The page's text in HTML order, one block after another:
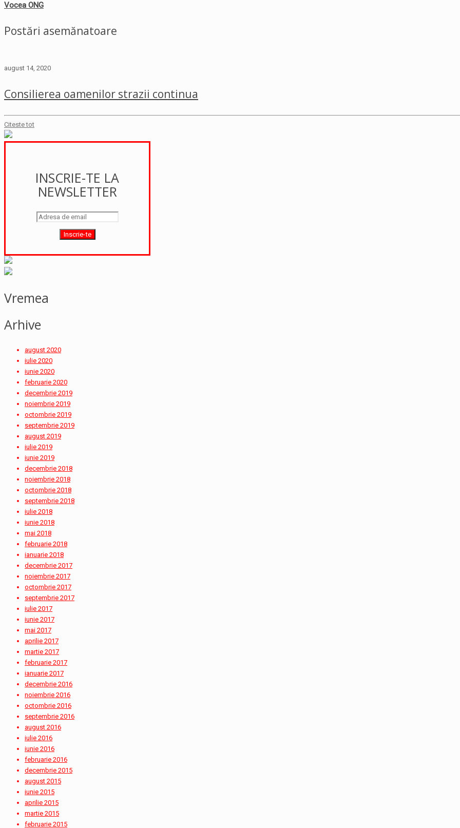
Vocea ONG
Postări asemănatoare
august 14, 2020
Consilierea oamenilor strazii continua
Citeste tot
INSCRIE-TE LA
NEWSLETTER
Vremea
Arhive
august 2020
iulie 2020
iunie 2020
februarie 2020
decembrie 2019
noiembrie 2019
octombrie 2019
septembrie 2019
august 2019
iulie 2019
iunie 2019
decembrie 2018
noiembrie 2018
octombrie 2018
septembrie 2018
iulie 2018
iunie 2018
mai 2018
februarie 2018
ianuarie 2018
decembrie 2017
noiembrie 2017
octombrie 2017
septembrie 2017
iulie 2017
iunie 2017
mai 2017
aprilie 2017
martie 2017
februarie 2017
ianuarie 2017
decembrie 2016
noiembrie 2016
octombrie 2016
septembrie 2016
august 2016
iulie 2016
iunie 2016
februarie 2016
decembrie 2015
august 2015
iunie 2015
aprilie 2015
martie 2015
februarie 2015